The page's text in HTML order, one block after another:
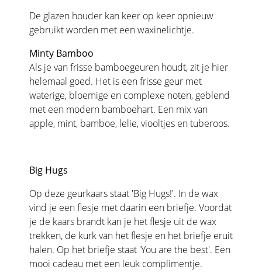
De glazen houder kan keer op keer opnieuw
gebruikt worden met een waxinelichtje.
Minty Bamboo
Als je van frisse bamboegeuren houdt, zit je hier
helemaal goed. Het is een frisse geur met
waterige, bloemige en complexe noten, geblend
met een modern bamboehart. Een mix van
apple, mint, bamboe, lelie, viooltjes en tuberoos.
Big Hugs
Op deze geurkaars staat 'Big Hugs!'. In de wax
vind je een flesje met daarin een briefje. Voordat
je de kaars brandt kan je het flesje uit de wax
trekken, de kurk van het flesje en het briefje eruit
halen. Op het briefje staat 'You are the best'. Een
mooi cadeau met een leuk complimentje.